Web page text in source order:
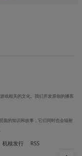
戏相关的文化。我们开发原创的播客
面的知识和故事，它们同时也会辐射
机核发行 RSS